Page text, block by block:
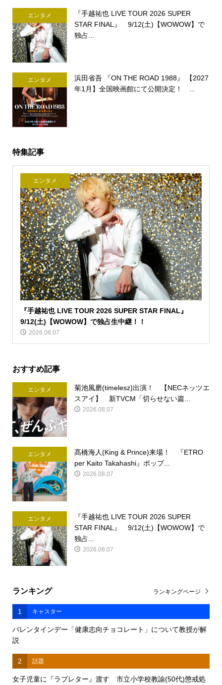
エンタメ
『手越祐也 LIVE TOUR 2026 SUPER
STAR FINAL』 9/12(土)【WOWOW】で
独占...
エンタメ
浜田省吾 『ON THE ROAD 1988』 【2027
年1月】全国映画館にて公開決定！ ...
特集記事
エンタメ
『手越祐也 LIVE TOUR 2026 SUPER STAR FINAL』
9/12(土)【WOWOW】で独占生中継！！
2026.08.07
おすすめ記事
エンタメ
菊池風磨(timelesz)出演！ 【NECネッツエ
スアイ】 新TVCM「切らせない篇...
2026.08.07
エンタメ
髙橋海人(King & Prince)来場！ 『ETRO
per Kaito Takahashi』ポップ...
2026.08.07
エンタメ
『手越祐也 LIVE TOUR 2026 SUPER
STAR FINAL』 9/12(土)【WOWOW】で
独占...
2026.08.07
ランキング
1 キャスター
バレンタインデー「健康志向チョコレート」について教授が解
説
2 話題
女子児童に『ラブレター』渡す 市立小学校教諭(50代)懲戒処
ランキングページ